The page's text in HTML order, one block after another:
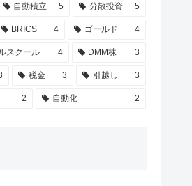
自動積立 5 分散投資 5
BRICS 4 ゴールド 4
スクール 4 DMM株 3
税金 3 引越し 3
2 自動化 2